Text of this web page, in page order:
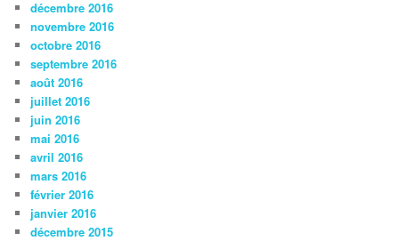
décembre 2016
novembre 2016
octobre 2016
septembre 2016
août 2016
juillet 2016
juin 2016
mai 2016
avril 2016
mars 2016
février 2016
janvier 2016
décembre 2015